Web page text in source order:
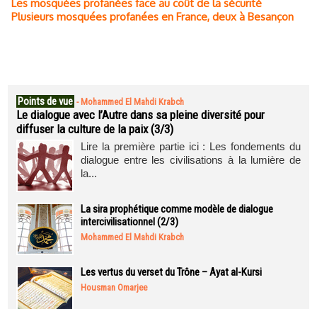
Les mosquées profanées face au coût de la sécurité
Plusieurs mosquées profanées en France, deux à Besançon
Points de vue - Mohammed El Mahdi Krabch
Le dialogue avec l’Autre dans sa pleine diversité pour
diffuser la culture de la paix (3/3)
Lire la première partie ici : Les fondements du
dialogue entre les civilisations à la lumière de
la...
La sira prophétique comme modèle de dialogue
intercivilisationnel (2/3)
Mohammed El Mahdi Krabch
Les vertus du verset du Trône – Ayat al-Kursi
Housman Omarjee